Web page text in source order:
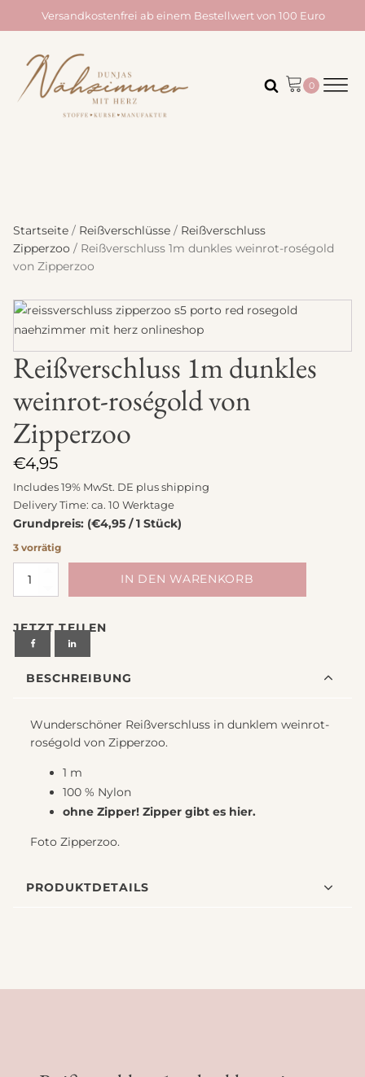
Versandkostenfrei ab einem Bestellwert von 100 Euro
Startseite / Reißverschlüsse / Reißverschluss
Zipperzoo / Reißverschluss 1m dunkles weinrot-roségold
von Zipperzoo
Reißverschluss 1m dunkles
weinrot-roségold von
Zipperzoo
€4,95
Includes 19% MwSt. DE plusshipping
Delivery Time: ca. 10 Werktage
Grundpreis: (€4,95 / 1 Stück)
3 vorrätig
Reißverschluss
1m
weinrot-
roségold
Zipperzoo
IN DEN WARENKORB
JETZT TEILEN
BESCHREIBUNG
Wunderschöner Reißverschluss in dunklem weinrot-
roségold von Zipperzoo.
1 m
100 % Nylon
ohne Zipper! Zipper gibt es hier.
Foto Zipperzoo.
PRODUKTDETAILS